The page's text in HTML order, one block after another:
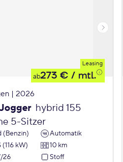
Leasing
ab273 € / mtl.
| 2026
hybrid 155
5-Sitzer
(Benzin)
Automatik
(116 kW)
10 km
26 Stoff